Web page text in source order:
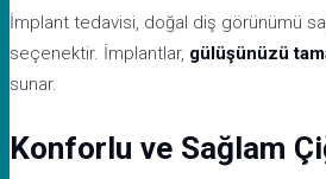
İmplant tedavisi, doğal diş görünümü
seçenektir. İmplantlar, gülüşünüzü
sunar.
Konforlu ve Sağlam